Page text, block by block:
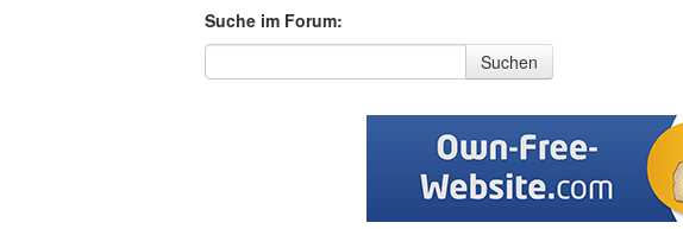
Suche im Forum:
Suche im Forum
Suchen